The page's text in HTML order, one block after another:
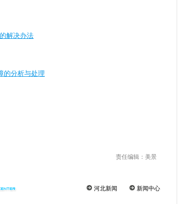
解决办法
的分析与处理
责任编辑：美景
新闻中心
河北新闻